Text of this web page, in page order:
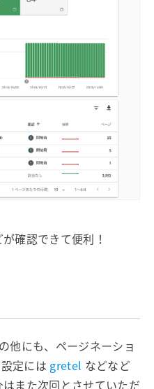
確認できて便利！
他にも、ページネーショ
定には gretel などなど
また次回とさせていただ